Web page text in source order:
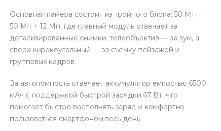
раз в 2 недели
Основная камера состоит из тройного блока: 50 Мп +
50 Мп + 12 Мп, где главный модуль отвечает за
детализированные снимки, телеобъектив — за зум, а
сверхширокоугольный — за съемку пейзажей и
групповых кадров.
За автономность отвечает аккумулятор емкостью 6500
мАч с поддержкой быстрой зарядки 67 Вт, что
помогает быстро восполнять заряд и комфортно
пользоваться смартфоном весь день.